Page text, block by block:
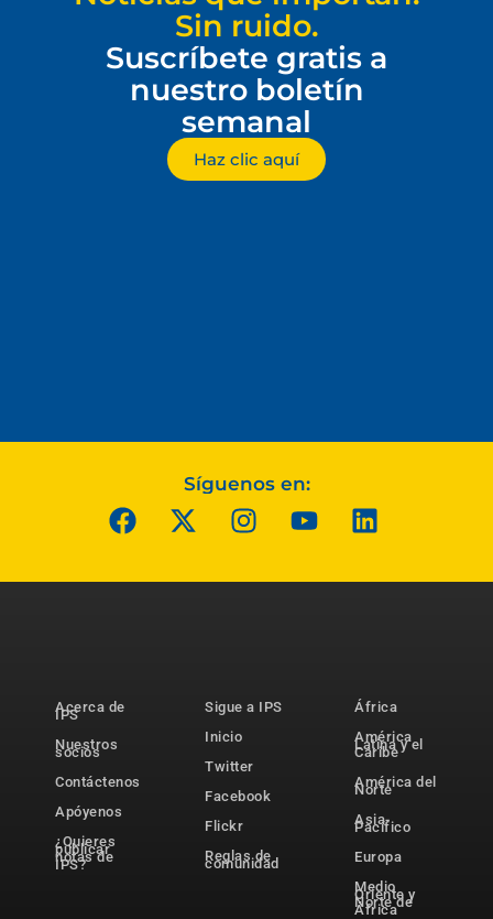
Sin ruido.
Suscríbete gratis a
nuestro boletín
semanal
Haz clic aquí
Síguenos en:
Acerca de
IPS
Nuestros
socios
Contáctenos
Apóyenos
¿Quieres
publicar
notas de
IPS?
Sigue a IPS
Inicio
Twitter
Facebook
Flickr
Reglas de
comunidad
África
América
Latina y el
Caribe
América del
Norte
Asia-
Pacífico
Europa
Medio
Oriente y
Norte de
África